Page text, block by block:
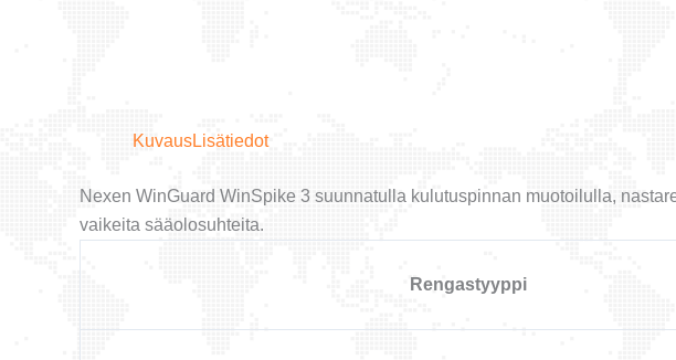
KuvausLisätiedot
Nexen WinGuard WinSpike 3 suunnatulla kulutuspinnan muotoilulla,
vaikeita sääolosuhteita.
Rengastyyppi